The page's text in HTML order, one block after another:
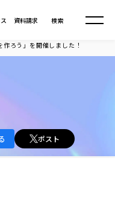
資料請求 検索
部・大学院TOP
ろう」を開催しました！
ポスト